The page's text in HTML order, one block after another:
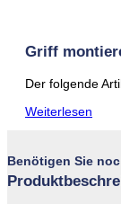
Griff
Der folgende
Weiterlesen
Benötigen Sie